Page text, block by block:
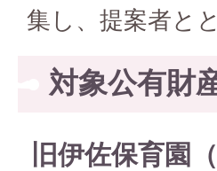
集し、提案者と
対象公有財
旧伊佐保育園